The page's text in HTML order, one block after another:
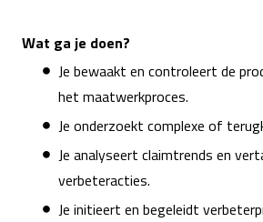
Wat ga je doen?
Je bewaakt en controleert de
het maatwerkproces.
Je onderzoekt complexe of
Je analyseert claimtrends en
verbeteracties.
Je initieert en begeleidt